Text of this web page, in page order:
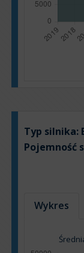
Typ silnika:
Pojemność
Wykres